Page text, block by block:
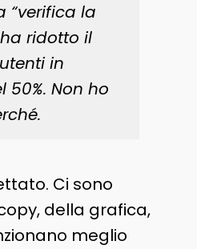
“verifica la
ridotto il
in
50%. Non ho
Ci sono
della grafica,
meglio